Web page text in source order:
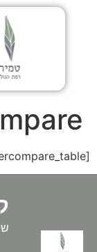
שמן